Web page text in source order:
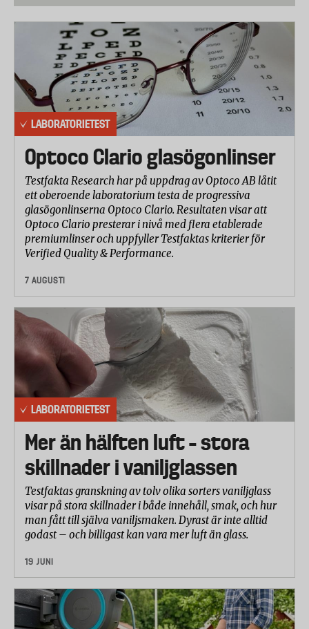
4. Favorit
5. Garant (Ekologisk)
6. ICA (Ekologisk)
7. Kania
8. Kockens
9. Kryddhuset
10. Santa Maria
11. Spicemaster (Ekologisk)
12. Xtra
Analys av äkthet
Laboratoriet har verifierat äktheten genom FTIR
(Fourier Transform Infrared Spectroscopy), en
teknik som registrerar hur ett material absorberar
infrarött ljus. Alla material absorberar infrarött ljus
på ett unikt sätt beroende på dess molekylära
sammansättning. På detta sätt kan man identifiera
eventuella föroreningar eller som i det här fallet
bulkmedel.
Ingen av produkterna i urvalet visade på någon
uppblandning av bulkmedel utan innehöll endast
oregano.
Analys av pesticider
Laboratoriet har analyserat innehållet med en så
kallad multimetod som täcker in över 500 olika
typer av pesticider. Analysen visade på rester av
150 länder har avtalat att begränsa produktion och
användning av ett 30-tal av de farligaste
kemikalierna, bland annat insektsgiftet DDT,
industrikemikalierna PCB, bekämpningsmedlet
hexaklorbensen och dioxiner.
LABORATORIETEST
Optoco Clario glasögonlinser
Testfakta Research har på uppdrag av Optoco AB låtit
ett oberoende laboratorium testa de progressiva
glasögonlinserna Optoco Clario. Resultaten visar att
Optoco Clario presterar i nivå med flera etablerade
premiumlinser och uppfyller Testfaktas kriterier för
Verified Quality & Performance.
7 AUGUSTI
LABORATORIETEST
Mer än hälften luft – stora
skillnader i vaniljglassen
Testfaktas granskning av tolv olika sorters vaniljglass
visar på stora skillnader i både innehåll, smak, och hur
man fått till själva vaniljsmaken. Dyrast är inte alltid
godast – och billigast kan vara mer luft än glass.
19 JUNI